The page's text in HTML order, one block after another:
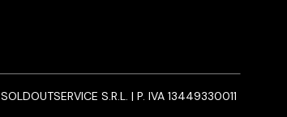
SOLDOUTSERVICE S.R.L. | P. IVA 13449330011